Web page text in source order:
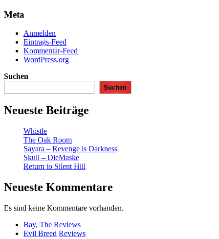
Meta
Anmelden
Eintrags-Feed
Kommentar-Feed
WordPress.org
Suchen
Suchen
Neueste Beiträge
Whistle
The Oak Room
Sayara – Revenge is Darkness
Skull – DieMaske
Return to Silent Hill
Neueste Kommentare
Es sind keine Kommentare vorhanden.
Bay, The Reviews
Evil Breed Reviews